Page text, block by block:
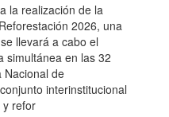
la realización de la
2026, una
llevará a cabo el
simultánea en las 32
Nacional de
interinstitucional
y refor